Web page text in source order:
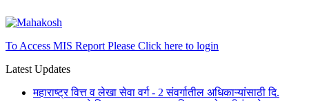
To Access MIS Report Please Click here to login
Latest Updates
महाराष्ट्र वित्त व लेखा सेवा वर्ग - 2 संवर्गातील अधिकाऱ्यांसाठी दि.